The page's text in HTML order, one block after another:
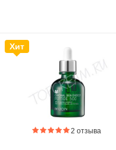
2 отзыва
Хит